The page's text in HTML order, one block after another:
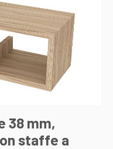
38 mm,
staffe a